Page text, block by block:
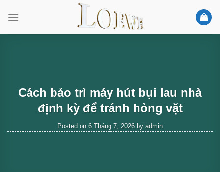
Cách bảo trì máy hút bụi lau nhà
định kỳ để tránh hỏng vặt
Posted on 6 Tháng 7, 2026 by admin